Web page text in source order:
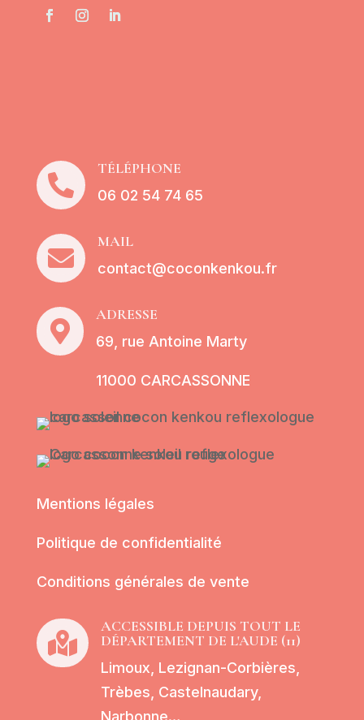

TÉLÉPHONE
06 02 54 74 65

MAIL
contact@coconkenkou.fr

ADRESSE
69, rue Antoine Marty
11000 CARCASSONNE
Mentions légales
Politique de confidentialité
Conditions générales de vente

ACCESSIBLE DEPUIS TOUT LE
DÉPARTEMENT DE L'AUDE (11)
Limoux, Lezignan-Corbières,
Trèbes, Castelnaudary,
Narbonne…